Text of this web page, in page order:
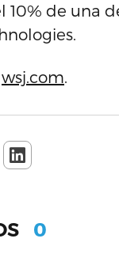
10% de una
wsj.com.
0